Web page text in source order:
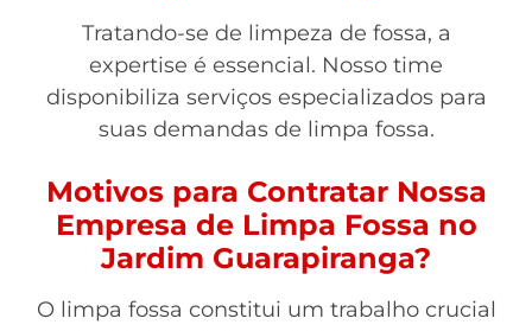
Tratando-se de limpeza de fossa, a
expertise é essencial. Nosso time
disponibiliza serviços especializados para
suas demandas de limpa fossa.
Motivos para Contratar Nossa
Empresa de Limpa Fossa no
Jardim Guarapiranga?
O limpa fossa constitui um trabalho crucial